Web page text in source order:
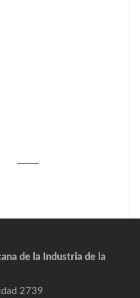
de la Industria de la
2739